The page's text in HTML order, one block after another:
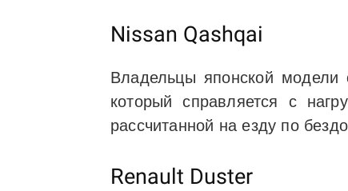
Nissan Qashqai
Владельцы японской модели
который справляется с
рассчитанной на езду по
Renault Duster